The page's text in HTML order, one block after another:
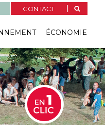
CONTACT
ÉCONOMIE